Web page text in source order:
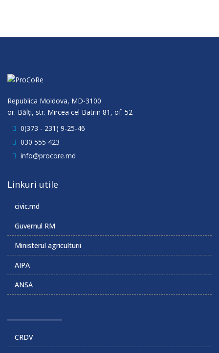
Republica Moldova, MD-3100
or. Bălţi, str. Mircea cel Batrin 81, of. 52
0(373 - 231) 9-25-46
030 555 423
info@procore.md
Linkuri utile
civic.md
Guvernul RM
Ministerul agriculturii
AIPA
ANSA
CRDV